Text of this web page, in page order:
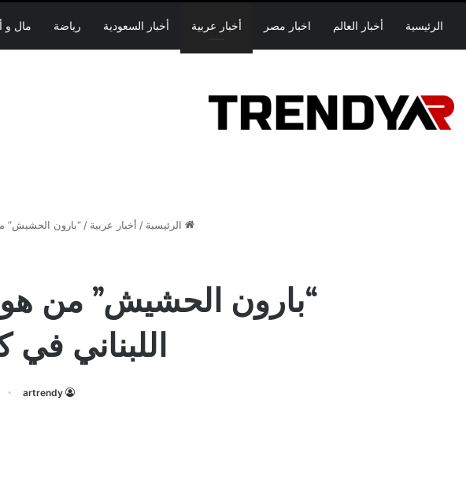
الرئيسية أخبار العالم اخبار مصر أخبار عربية أخبار السعودية رياضة مال و
الرئيسية / أخبار عربية / “بارون الحشيش”
“بارون الحشيش” من
اللبناني
artrendy